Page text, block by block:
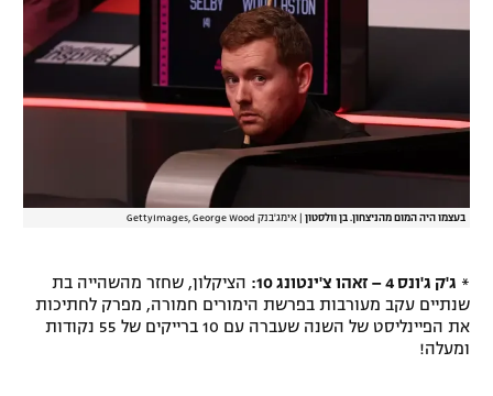
בעצמו היה המום מהניצחון. בן וולסטון אימג'בנק GettyImages, George Wood
* ג'ק ג'ונס 4 – זאהו צ'ינטונג 10:
הציקלון, שחזר מהשהייה בת
שנתיים עקב מעורבות בפרשת הימורים חמורה, מפרק לחתיכות
את הפיינליסט של השנה שעברה עם 10 ברייקים של 55 נקודות
ומעלה!